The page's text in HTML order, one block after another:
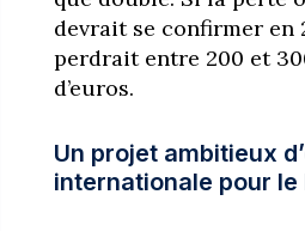
devrait se confirmer en
perdrait entre 200 et
d’euros.
Un projet ambitieux
internationale pour le